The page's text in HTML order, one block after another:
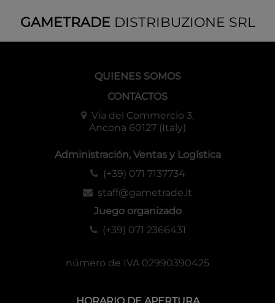
GAMETRADEDISTRIBUZIONE SRL
QUIENES SOMOS
CONTACTOS
Via del Commercio 3,
Ancona 60127 (Italy)
Administración, Ventas y Logística
(+39) 071 7137734
staff@gametrade.it
Juego organizado
(+39) 071 2366431
número de IVA 02990390425
HORARIO DE APERTURA